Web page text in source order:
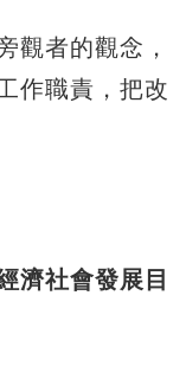
者的觀念，
作職責，把改
濟社會發展目